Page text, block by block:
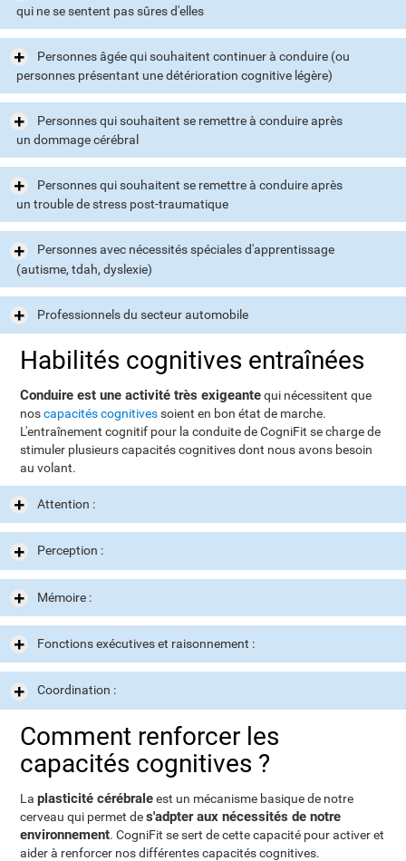
qui ne se sentent pas sûres d'elles
Personnes âgée qui souhaitent continuer à conduire (ou
personnes présentant une détérioration cognitive légère)
Personnes qui souhaitent se remettre à conduire après
un dommage cérébral
Personnes qui souhaitent se remettre à conduire après
un trouble de stress post-traumatique
Personnes avec nécessités spéciales d'apprentissage
(autisme, tdah, dyslexie)
Professionnels du secteur automobile
Habilités cognitives entraînées
Conduire est une activité très exigeantequi nécessitent que
noscapacités cognitivessoient en bon état de marche.
L'entraînement cognitif pour la conduite de CogniFit se charge de
stimuler plusieurs capacités cognitives dont nous avons besoin
au volant.
Attention :
Perception :
Mémoire :
Fonctions exécutives et raisonnement :
Coordination :
Comment renforcer les
capacités cognitives ?
Laplasticité cérébraleest un mécanisme basique de notre
cerveau qui permet des'adpter aux nécessités de notre
environnement. CogniFit se sert de cette capacité pour activer et
aider à renforcer nos différentes capacités cognitives.